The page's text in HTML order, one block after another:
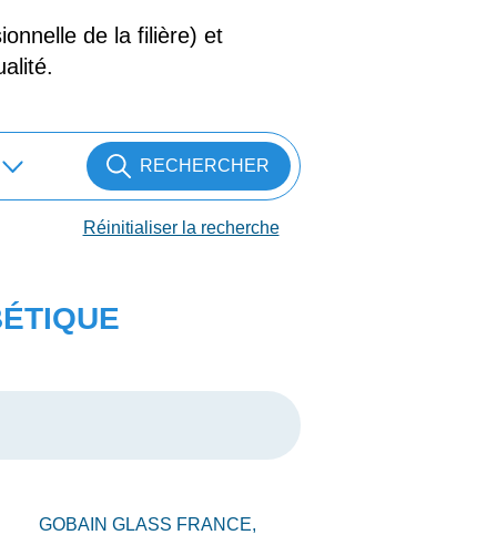
de la filière) et
RECHERCHER
Réinitialiser la recherche
GOBAIN GLASS FRANCE,